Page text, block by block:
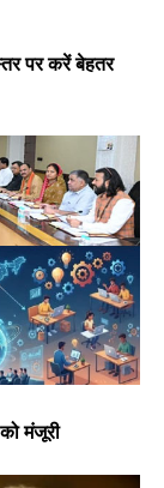
पर करें बेहतर
मंजूरी